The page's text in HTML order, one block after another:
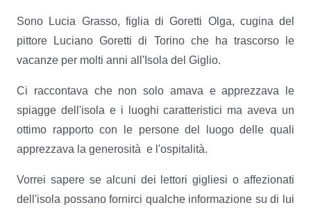
Sono Lucia Grasso, figlia di Goretti Olga, cugina del
pittore Luciano Goretti di Torino che ha trascorso le
vacanze per molti anni all'Isola del Giglio.
Ci raccontava che non solo amava e apprezzava le
spiagge dell'isola e i luoghi caratteristici ma aveva un
ottimo rapporto con le persone del luogo delle quali
apprezzava la generosità e l'ospitalità.
Vorrei sapere se alcuni dei lettori gigliesi o affezionati
dell'isola possano fornirci qualche informazione su di lui